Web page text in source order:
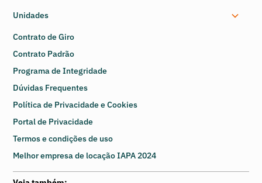
Unidades
Contrato de Giro
Contrato Padrão
Programa de Integridade
Dúvidas Frequentes
Política de Privacidade e Cookies
Portal de Privacidade
Termos e condições de uso
Melhor empresa de locação IAPA 2024